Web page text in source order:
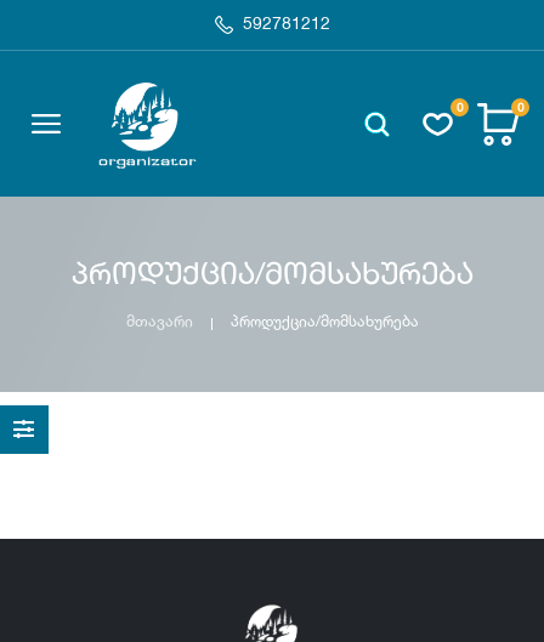
592781212
0 0
პროდუქცია/მომსახურება
მთავარი პროდუქცია/მომსახურება